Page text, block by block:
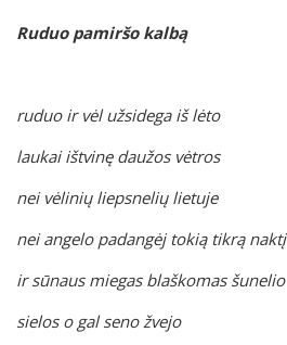
Ruduo pamiršo kalbą
ruduo ir vėl užsidega iš lėto
laukai ištvinę daužos vėtros
nei vėlinių liepsnelių lietuje
nei angelo padangėj tokią tikrą naktį
ir sūnaus miegas blaškomas šunelio
sielos o gal seno žvejo